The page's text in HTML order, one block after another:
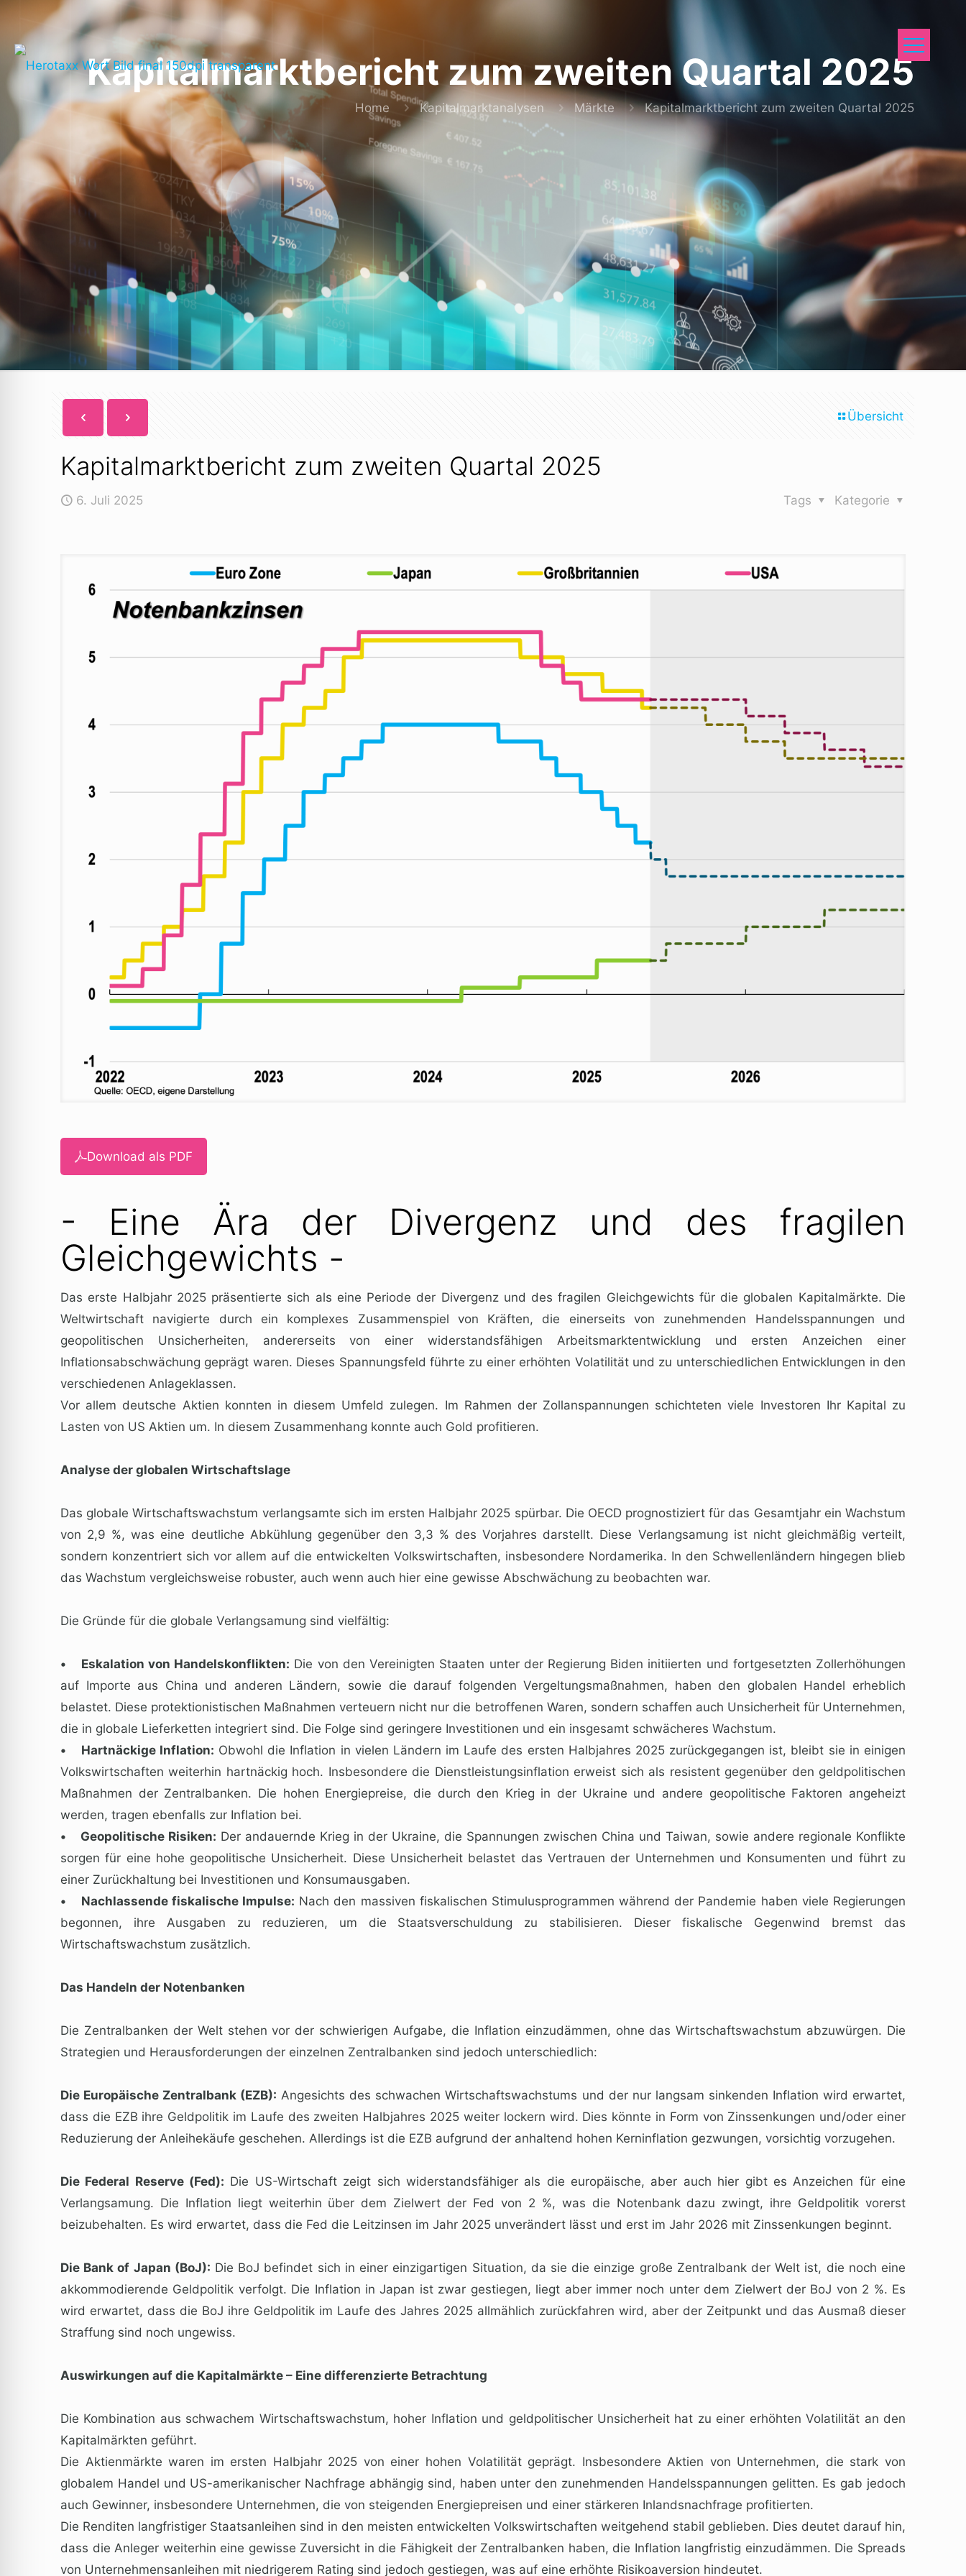
Kapitalmarktbericht zum zweiten Quartal 2025
Home Kapitalmarktanalysen Märkte Kapitalmarktbericht zum zweiten Quartal 2025
Übersicht
Kapitalmarktbericht zum zweiten Quartal 2025
6. Juli 2025 Kategorie
Tags
Download als PDF
- Eine Ära der Divergenz und des fragilen
Gleichgewichts -
Das erste Halbjahr 2025 präsentierte sich als eine Periode der Divergenz und des fragilen Gleichgewichts für die globalen Kapitalmärkte. Die
Weltwirtschaft navigierte durch ein komplexes Zusammenspiel von Kräften, die einerseits von zunehmenden Handelsspannungen und
geopolitischen Unsicherheiten, andererseits von einer widerstandsfähigen Arbeitsmarktentwicklung und ersten Anzeichen einer
Inflationsabschwächung geprägt waren. Dieses Spannungsfeld führte zu einer erhöhten Volatilität und zu unterschiedlichen Entwicklungen in den
verschiedenen Anlageklassen.
Vor allem deutsche Aktien konnten in diesem Umfeld zulegen. Im Rahmen der Zollanspannungen schichteten viele Investoren Ihr Kapital zu
Lasten von US Aktien um. In diesem Zusammenhang konnte auch Gold profitieren.
Analyse der globalen Wirtschaftslage
Das globale Wirtschaftswachstum verlangsamte sich im ersten Halbjahr 2025 spürbar. Die OECD prognostiziert für das Gesamtjahr ein Wachstum
von 2,9 %, was eine deutliche Abkühlung gegenüber den 3,3 % des Vorjahres darstellt. Diese Verlangsamung ist nicht gleichmäßig verteilt,
sondern konzentriert sich vor allem auf die entwickelten Volkswirtschaften, insbesondere Nordamerika. In den Schwellenländern hingegen blieb
das Wachstum vergleichsweise robuster, auch wenn auch hier eine gewisse Abschwächung zu beobachten war.
Die Gründe für die globale Verlangsamung sind vielfältig:
• Eskalation von Handelskonflikten: Die von den Vereinigten Staaten unter der Regierung Biden initiierten und fortgesetzten Zollerhöhungen
auf Importe aus China und anderen Ländern, sowie die darauf folgenden Vergeltungsmaßnahmen, haben den globalen Handel erheblich
belastet. Diese protektionistischen Maßnahmen verteuern nicht nur die betroffenen Waren, sondern schaffen auch Unsicherheit für Unternehmen,
die in globale Lieferketten integriert sind. Die Folge sind geringere Investitionen und ein insgesamt schwächeres Wachstum.
• Hartnäckige Inflation: Obwohl die Inflation in vielen Ländern im Laufe des ersten Halbjahres 2025 zurückgegangen ist, bleibt sie in einigen
Volkswirtschaften weiterhin hartnäckig hoch. Insbesondere die Dienstleistungsinflation erweist sich als resistent gegenüber den geldpolitischen
Maßnahmen der Zentralbanken. Die hohen Energiepreise, die durch den Krieg in der Ukraine und andere geopolitische Faktoren angeheizt
werden, tragen ebenfalls zur Inflation bei.
• Geopolitische Risiken: Der andauernde Krieg in der Ukraine, die Spannungen zwischen China und Taiwan, sowie andere regionale Konflikte
sorgen für eine hohe geopolitische Unsicherheit. Diese Unsicherheit belastet das Vertrauen der Unternehmen und Konsumenten und führt zu
einer Zurückhaltung bei Investitionen und Konsumausgaben.
• Nachlassende fiskalische Impulse: Nach den massiven fiskalischen Stimulusprogrammen während der Pandemie haben viele Regierungen
begonnen, ihre Ausgaben zu reduzieren, um die Staatsverschuldung zu stabilisieren. Dieser fiskalische Gegenwind bremst das
Wirtschaftswachstum zusätzlich.
Das Handeln der Notenbanken
Die Zentralbanken der Welt stehen vor der schwierigen Aufgabe, die Inflation einzudämmen, ohne das Wirtschaftswachstum abzuwürgen. Die
Strategien und Herausforderungen der einzelnen Zentralbanken sind jedoch unterschiedlich:
Die Europäische Zentralbank (EZB): Angesichts des schwachen Wirtschaftswachstums und der nur langsam sinkenden Inflation wird erwartet,
dass die EZB ihre Geldpolitik im Laufe des zweiten Halbjahres 2025 weiter lockern wird. Dies könnte in Form von Zinssenkungen und/oder einer
Reduzierung der Anleihekäufe geschehen. Allerdings ist die EZB aufgrund der anhaltend hohen Kerninflation gezwungen, vorsichtig vorzugehen.
Die Federal Reserve (Fed): Die US-Wirtschaft zeigt sich widerstandsfähiger als die europäische, aber auch hier gibt es Anzeichen für eine
Verlangsamung. Die Inflation liegt weiterhin über dem Zielwert der Fed von 2 %, was die Notenbank dazu zwingt, ihre Geldpolitik vorerst
beizubehalten. Es wird erwartet, dass die Fed die Leitzinsen im Jahr 2025 unverändert lässt und erst im Jahr 2026 mit Zinssenkungen beginnt.
Die Bank of Japan (BoJ): Die BoJ befindet sich in einer einzigartigen Situation, da sie die einzige große Zentralbank der Welt ist, die noch eine
akkommodierende Geldpolitik verfolgt. Die Inflation in Japan ist zwar gestiegen, liegt aber immer noch unter dem Zielwert der BoJ von 2 %. Es
wird erwartet, dass die BoJ ihre Geldpolitik im Laufe des Jahres 2025 allmählich zurückfahren wird, aber der Zeitpunkt und das Ausmaß dieser
Straffung sind noch ungewiss.
Auswirkungen auf die Kapitalmärkte – Eine differenzierte Betrachtung
Die Kombination aus schwachem Wirtschaftswachstum, hoher Inflation und geldpolitischer Unsicherheit hat zu einer erhöhten Volatilität an den
Kapitalmärkten geführt.
Die Aktienmärkte waren im ersten Halbjahr 2025 von einer hohen Volatilität geprägt. Insbesondere Aktien von Unternehmen, die stark von
globalem Handel und US-amerikanischer Nachfrage abhängig sind, haben unter den zunehmenden Handelsspannungen gelitten. Es gab jedoch
auch Gewinner, insbesondere Unternehmen, die von steigenden Energiepreisen und einer stärkeren Inlandsnachfrage profitierten.
Die Renditen langfristiger Staatsanleihen sind in den meisten entwickelten Volkswirtschaften weitgehend stabil geblieben. Dies deutet darauf hin,
dass die Anleger weiterhin eine gewisse Zuversicht in die Fähigkeit der Zentralbanken haben, die Inflation langfristig einzudämmen. Die Spreads
von Unternehmensanleihen mit niedrigerem Rating sind jedoch gestiegen, was auf eine erhöhte Risikoaversion hindeutet.